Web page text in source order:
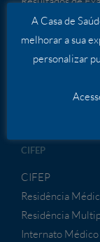
ENSINO E
Comissão de
Programa de
CIFEP
CIFEP
Residência
Residência
Internato Médico
A Casa de
melhorar a sua
personalizar